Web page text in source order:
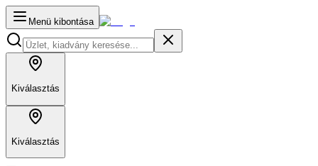
Menü kibontása
Kiválasztás
Kiválasztás